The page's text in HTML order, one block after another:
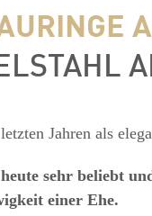
Jahren als
sehr beliebt
einer Ehe.